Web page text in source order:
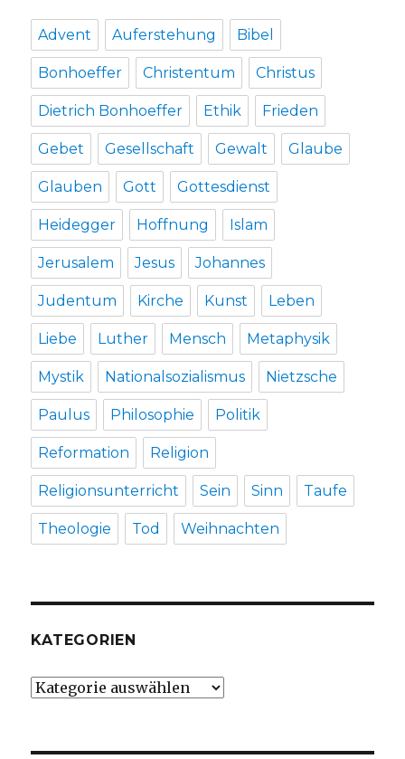
Advent Auferstehung Bibel
Bonhoeffer Christentum Christus
Dietrich Bonhoeffer Ethik Frieden
Gebet Gesellschaft Gewalt Glaube
Glauben Gott Gottesdienst
Heidegger Hoffnung Islam
Jerusalem Jesus Johannes
Judentum Kirche Kunst Leben
Liebe Luther Mensch Metaphysik
Mystik Nationalsozialismus Nietzsche
Paulus Philosophie Politik
Reformation Religion
Religionsunterricht Sein Sinn Taufe
Theologie Tod Weihnachten
KATEGORIEN
Kategorien